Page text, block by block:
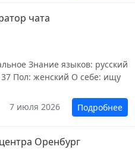
чата
Знание языков: русский
37 Пол: женский О себе: ищу
7 июля 2026
Подробнее
Оренбург